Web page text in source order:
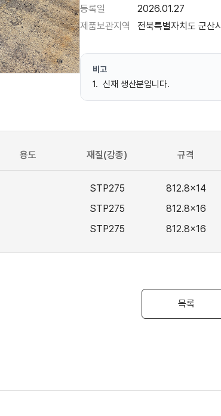
등록일
2026.01.27
제품보관지역
전북특별자치도 군산시
비고
1. 신재 생산분입니다.
용도 재질(강종) 규격
STP275 812.8x14
STP275 812.8x16
STP275 812.8x16
목록